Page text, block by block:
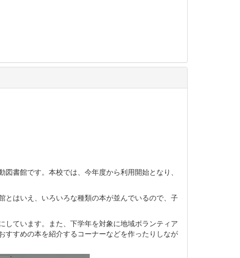
書館です。本校では、今年度から利用開始となり、
とはいえ、いろいろな種類の本が並んでいるので、子
しています。また、下学年を対象に地域ボランティア
すめの本を紹介するコーナーなどを作ったりしなが